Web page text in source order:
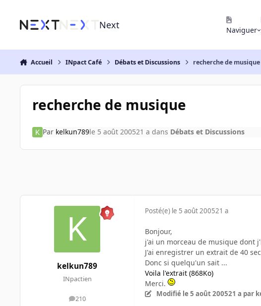
Next Naviguer
Accueil INpact Café Débats et Discussions recherche de musique
recherche de musique
Par kelkun789le 5 août 200521 a dans Débats et Discussions
kelkun789
INpactien
210
messages
Posté(e) le 5 août 200521 a
Bonjour,
j'ai un morceau de musique dont
J'ai enregistrer un extrait de 40
Donc si quelqu'un sait ...
Voila l'extrait (868Ko)
Merci.
Modifié le 5 août 200521 a par